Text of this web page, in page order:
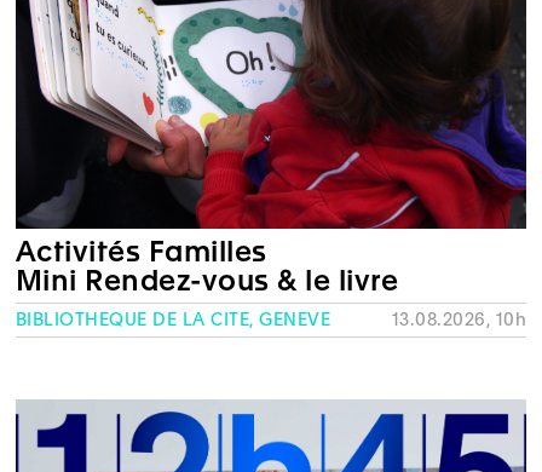
Activités Familles
Mini Rendez-vous & le livre
BIBLIOTHÈQUE DE LA CITÉ, GENÈVE 13.08.2026, 10h